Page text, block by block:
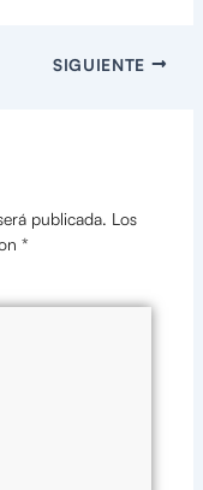
SIGUIENTE
publicada. Los
*